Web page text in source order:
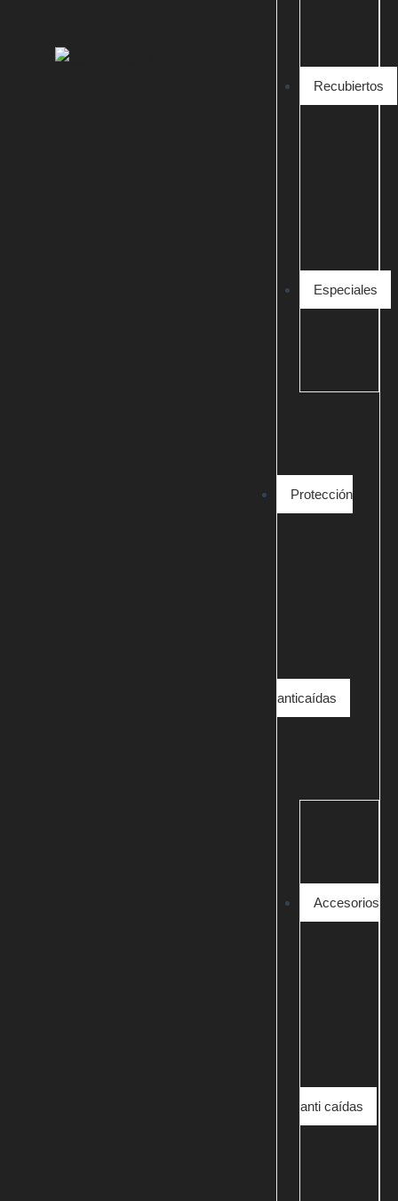
Recubiertos
Especiales
Protección
anticaídas
Accesorios
anti caídas